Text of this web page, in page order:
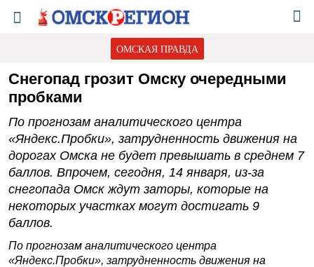
ОМСКАЯ ПРАВДА
Снегопад грозит Омску очередными
пробками
По прогнозам аналитического центра
«Яндекс.Пробки», затрудненность движения на
дорогах Омска не будет превышать в среднем 7
баллов. Впрочем, сегодня, 14 января, из-за
снегопада Омск ждут заторы, которые на
некоторых участках могут достигать 9
баллов.
По прогнозам аналитического центра
«Яндекс.Пробки», затрудненность движения на